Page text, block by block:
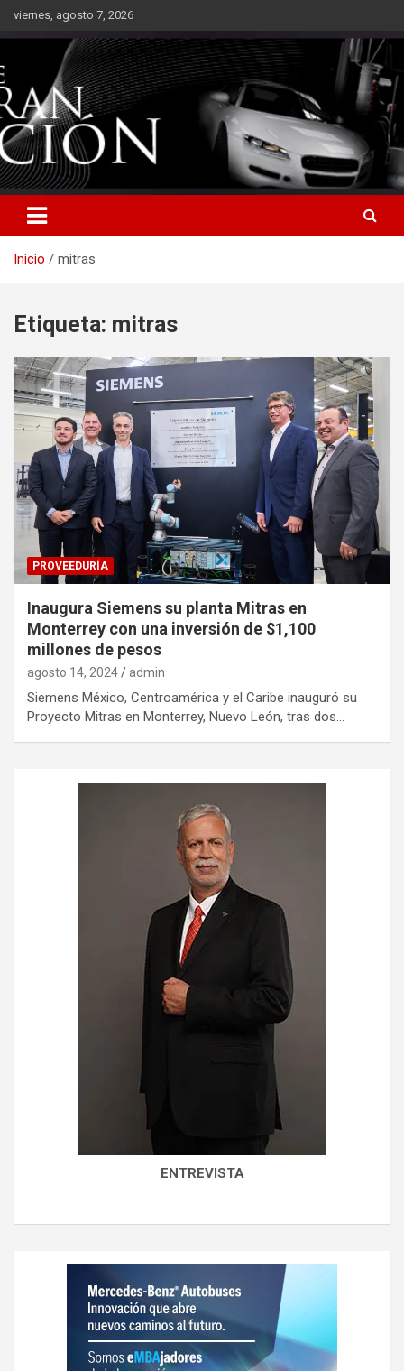
Saltarviernes, agosto 7, 2026
Inicio mitras
Etiqueta: mitras
PROVEEDURÍA
Inaugura Siemens su planta Mitras en
Monterrey con una inversión de $1,100
millones de pesos
agosto 14, 2024 admin
Siemens México, Centroamérica y el Caribe inauguró su
Proyecto Mitras en Monterrey, Nuevo León, tras dos…
ENTREVISTA